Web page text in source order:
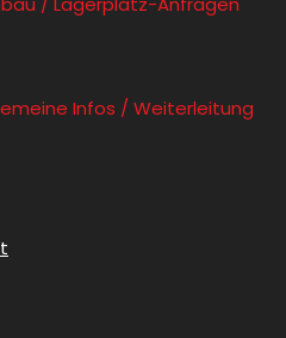
Infos / Weiterleitung